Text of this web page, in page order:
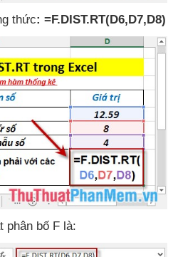
thức: =F.DIST.RT(D6,D7,D8)
phân bố F là: